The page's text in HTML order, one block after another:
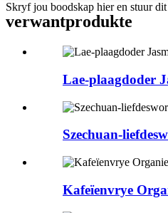
Skryf jou boodskap hier en stuur
verwantprodukte
Lae-plaagdoder
Szechuan-
Kafeïenvrye